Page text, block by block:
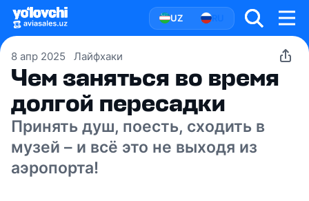
UZ
8 апр 2025 Лайфхаки
Чем заняться во время
долгой пересадки
Принять душ, поесть, сходить в
музей – и всё это не выходя из
аэропорта!